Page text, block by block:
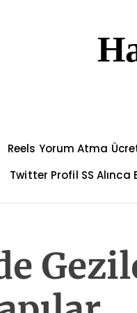
Reels Yorum Atma
Twitter Profil SS